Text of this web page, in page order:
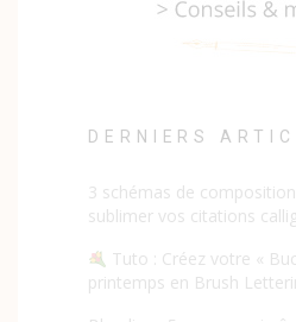
DERNIERS
3 schémas de
sublimer vos citations
Tuto : Créez votre «
printemps en Brush